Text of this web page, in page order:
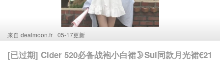
来自 dealmoon.fr 05-17更新
[已过期] Cider 520必备战袍小白裙🌛Sui同款月光裙€21